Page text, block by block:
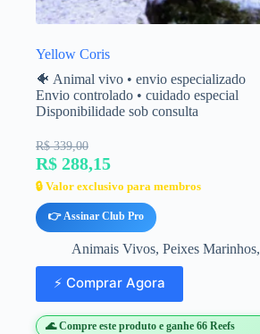
Yellow Coris
🐠 Animal vivo • envio especializado
Envio controlado • cuidado especial
Disponibilidade sob consulta
R$ 339,00
R$ 288,15
🔒 Valor exclusivo para membros
👉 Assinar Club Pro
Animais Vivos, Peixes Marinhos,
⚡ Comprar Agora
🌊 Compre este produto e ganhe 66 Reefs